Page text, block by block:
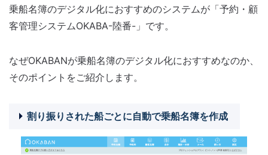
乗船名簿のデジタル化におすすめのシステムが「予約・顧
客管理システムOKABA-陸番-」です。
なぜOKABANが乗船名簿のデジタル化におすすめなのか、
そのポイントをご紹介します。
割り振りされた船ごとに自動で乗船名簿を作成